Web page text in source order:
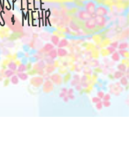
& MEHR